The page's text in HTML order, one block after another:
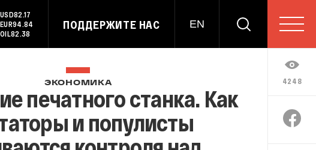
USD82.17
EUR94.84
OIL82.38
ПОДДЕРЖИТЕ НАС EN
4248
ЭКОНОМИКА
печатного станка. Как
и популисты